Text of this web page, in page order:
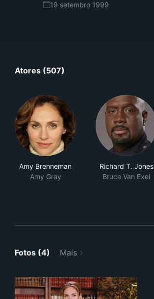
19 setembro 1999
Atores (507)
Amy Brenneman
Amy Gray
Richard T. Jones
Bruce Van Exel
Fotos (4) Mais